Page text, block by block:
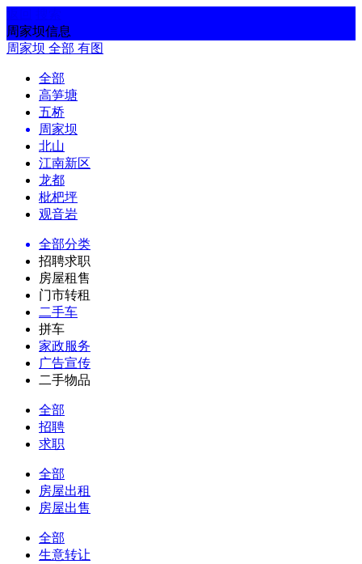
周家坝信息
周家坝 全部 有图
全部
高笋塘
五桥
周家坝
北山
江南新区
龙都
枇杷坪
观音岩
全部分类
招聘求职
房屋租售
门市转租
二手车
拼车
家政服务
广告宣传
二手物品
全部
招聘
求职
全部
房屋出租
房屋出售
全部
生意转让